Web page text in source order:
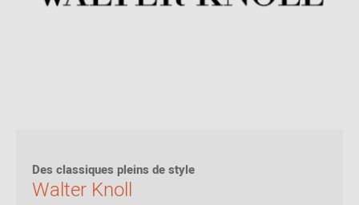
Des classiques pleins de style
Walter Knoll